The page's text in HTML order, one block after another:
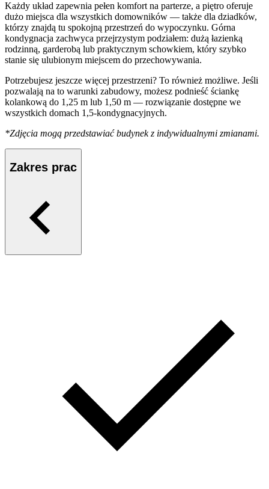
Każdy układ zapewnia pełen komfort na parterze, a piętro oferuje
dużo miejsca dla wszystkich domowników — także dla dziadków,
którzy znajdą tu spokojną przestrzeń do wypoczynku. Górna
kondygnacja zachwyca przejrzystym podziałem: dużą łazienką
rodzinną, garderobą lub praktycznym schowkiem, który szybko
stanie się ulubionym miejscem do przechowywania.
Potrzebujesz jeszcze więcej przestrzeni? To również możliwe. Jeśli
pozwalają na to warunki zabudowy, możesz podnieść ściankę
kolankową do 1,25 m lub 1,50 m — rozwiązanie dostępne we
wszystkich domach 1,5‑kondygnacyjnych.
*Zdjęcia mogą przedstawiać budynek z indywidualnymi zmianami.
Zakres prac